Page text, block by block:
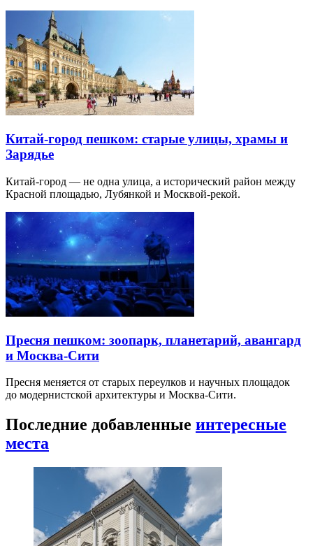
Китай-город пешком: старые улицы, храмы и
Зарядье
Китай-город — не одна улица, а исторический район между
Красной площадью, Лубянкой и Москвой-рекой.
Пресня пешком: зоопарк, планетарий, авангард
и Москва-Сити
Пресня меняется от старых переулков и научных площадок
до модернистской архитектуры и Москва-Сити.
Последние добавленные интересные
места